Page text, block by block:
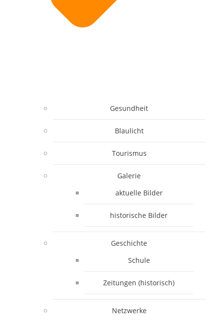
Gesundheit
Blaulicht
Tourismus
Galerie
aktuelle Bilder
historische Bilder
Geschichte
Schule
Zeitungen (historisch)
Netzwerke